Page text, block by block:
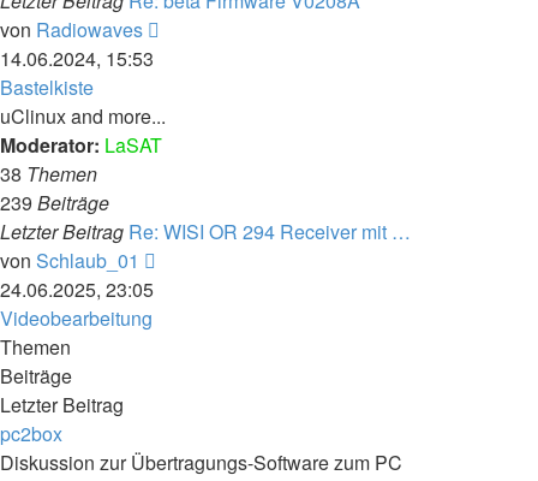
von Radiowaves
14.06.2024, 15:53
Bastelkiste
uClinux and more...
Moderator: LaSAT
38 Themen
239 Beiträge
Letzter Beitrag Re: WISI OR 294 Receiver mit …
von Schlaub_01
24.06.2025, 23:05
Videobearbeitung
Themen
Beiträge
Letzter Beitrag
pc2box
Diskussion zur Übertragungs-Software zum PC